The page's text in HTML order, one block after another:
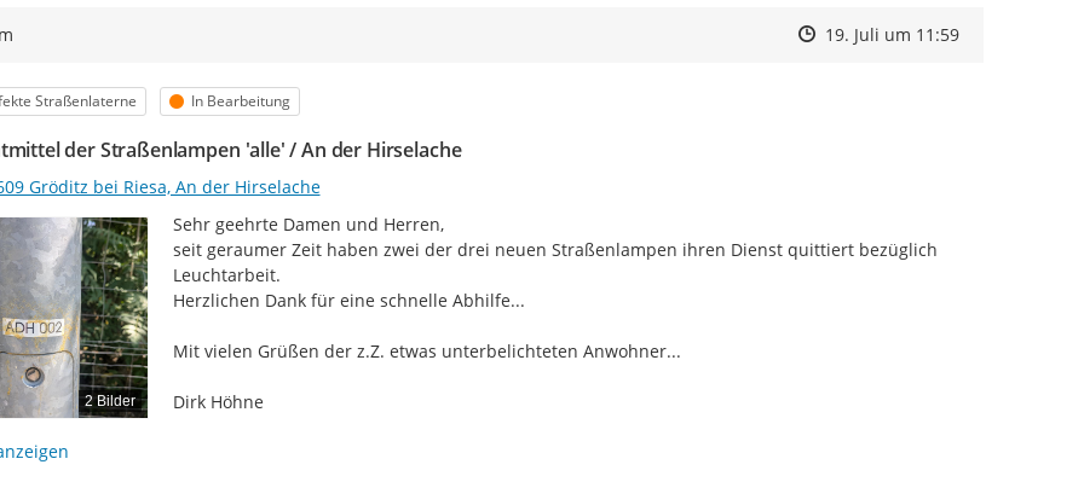
Zeitpunkt des Erstellens
Zeitpunkt des Erstellens
19. Juli um 11:59Zur Äußerung
Straßenlaterne Status
In Bearbeitung
der Straßenlampen 'alle' / An der Hirselache
Gröditz bei Riesa, An der Hirselache
2 Bilder
Sehr geehrte Damen und Herren,
seit geraumer Zeit haben zwei der drei neuen Straßenlampen ihren Dienst quittiert bezüglich
Leuchtarbeit.
Herzlichen Dank für eine schnelle Abhilfe...
Mit vielen Grüßen der z.Z. etwas unterbelichteten Anwohner...
Dirk Höhne